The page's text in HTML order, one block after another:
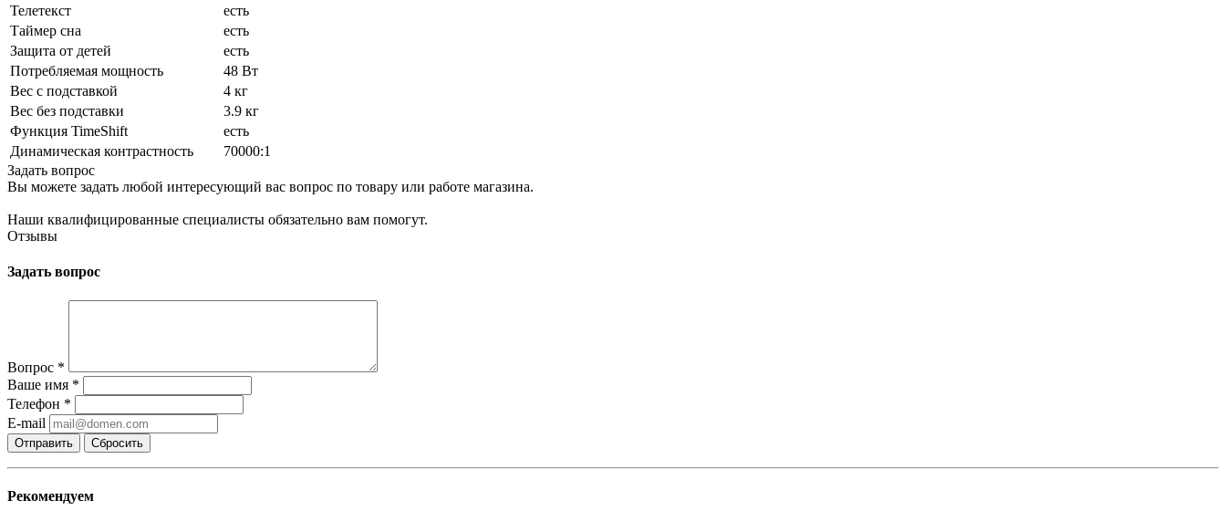
Телетекст
есть
Таймер сна
есть
Защита от детей
есть
Потребляемая мощность
48 Вт
Вес с подставкой
4 кг
Вес без подставки
3.9 кг
Функция TimeShift
есть
Динамическая контрастность
70000:1
Задать вопрос
Вы можете задать любой интересующий вас вопрос по товару или работе магазина.
Наши квалифицированные специалисты обязательно вам помогут.
Отзывы
Задать вопрос
Вопрос *
Ваше имя *
Телефон *
E-mail
Сбросить
Рекомендуем